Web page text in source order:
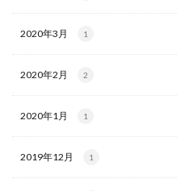
2020年3月 1
2020年2月 2
2020年1月 1
2019年12月 1